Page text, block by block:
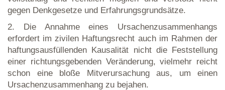
gegen Denkgesetze und Erfahrungsgrundsätze.
2. Die Annahme eines Ursachenzusammenhangs
erfordert im zivilen Haftungsrecht auch im Rahmen der
haftungsausfüllenden Kausalität nicht die Feststellung
einer richtungsgebenden Veränderung, vielmehr reicht
schon eine bloße Mitverursachung aus, um einen
Ursachenzusammenhang zu bejahen.